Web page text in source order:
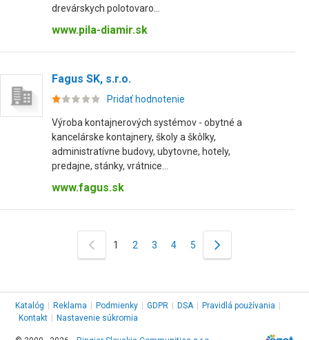
drevárskych polotovaro...
www.pila-diamir.sk
Fagus SK, s.r.o.
Pridať hodnotenie
Výroba kontajnerových systémov - obytné a
kancelárske kontajnery, školy a škôlky,
administratívne budovy, ubytovne, hotely,
predajne, stánky, vrátnice...
www.fagus.sk
1 2 3 4 5
Katalóg Reklama Podmienky GDPR DSA Pravidlá používania
Kontakt
Nastavenie súkromia